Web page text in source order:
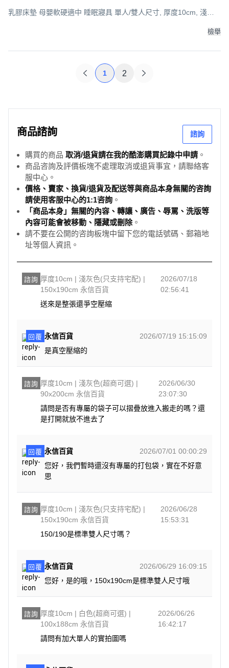
乳膠床墊 母嬰軟硬適中 睡眠寢具 單人/雙人尺寸, 厚度10cm, 淺灰
檢舉
1 2
商品諮詢 諮詢
購買的商品 取消/退貨請在我的酷澎購買記錄中申請 。
商品咨詢及評價板塊不處理取消或退貨事宜，請聯絡客
服中心。
價格、賣家、換貨/退貨及配送等與商品本身無關的咨詢
請使用客服中心的1:1咨詢 。
「商品本身」無關的內容、轉讓、廣告、辱罵、洗版等
內容可能會被移動、隱藏或刪除。
請不要在公開的咨詢板塊中留下您的電話號碼、郵箱地
址等個人資訊。
諮詢 厚度10cm | 淺灰色(只支持宅配) |
150x190cm 永信百貨
2026/07/18
02:56:41
送來是整張還爭空壓縮
回覆 永信百貨
2026/07/19 15:15:09
是真空壓縮的
諮詢 厚度10cm | 淺灰色(超商可選) |
90x200cm 永信百貨
2026/06/30
23:07:30
請問是否有專屬的袋子可以摺疊放進入搬走的嗎？還
是打開就放不進去了
回覆 永信百貨
2026/07/01 00:00:29
您好，我們暫時還沒有專屬的打包袋，實在不好意
思
諮詢 厚度10cm | 淺灰色(只支持宅配) |
150x190cm 永信百貨
2026/06/28
15:53:31
150/190是標準雙人尺寸嗎？
回覆 永信百貨
2026/06/29 16:09:15
您好，是的哦，150x190cm是標準雙人尺寸哦
諮詢 厚度10cm | 白色(超商可選) |
100x188cm 永信百貨
2026/06/26
16:42:17
請問有加大單人的實拍圖嗎